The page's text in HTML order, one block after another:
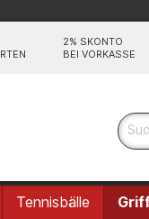
2% SKONTO
BEI VORKASSE
Tennisbälle